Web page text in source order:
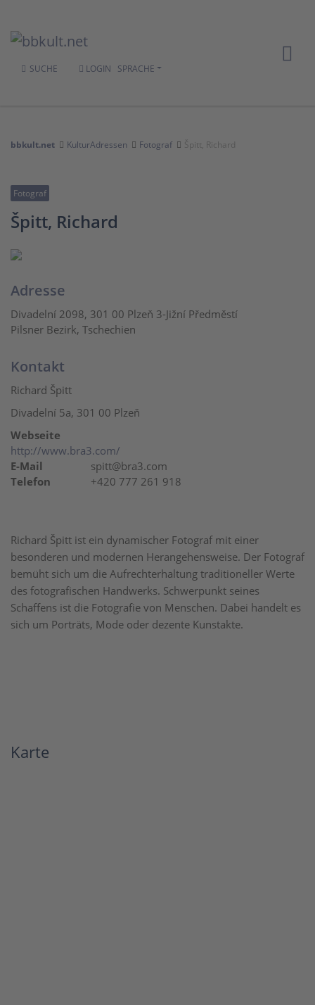
SUCHE LOGIN SPRACHE
bbkult.net KulturAdressen Fotograf Špitt, Richard
Fotograf
Špitt, Richard
Richard Špitt ist ein dynamischer Fotograf mit einer
besonderen und modernen Herangehensweise. Der Fotograf
bemüht sich um die Aufrechterhaltung traditioneller Werte
des fotografischen Handwerks. Schwerpunkt seines
Schaffens ist die Fotografie von Menschen. Dabei handelt es
sich um Porträts, Mode oder dezente Kunstakte.
Adresse
Divadelní 2098, 301 00 Plzeň 3-Jižní Předměstí
Pilsner Bezirk, Tschechien
Kontakt
Richard Špitt
Divadelní 5a, 301 00 Plzeň
Webseite
http://www.bra3.com/
E-Mail
spitt@bra3.com
Telefon
+420 777 261 918
Karte